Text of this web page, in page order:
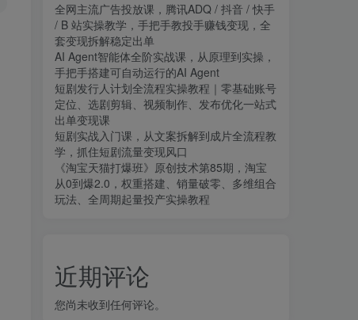
全网主流广告投放课，腾讯ADQ / 抖音 / 快手
/ B 站实操教学，手把手教投手赚钱变现，全
套变现拆解稳定出单
AI Agent智能体全阶实战课，从原理到实操，
手把手搭建可自动运行的AI Agent
短剧发行人计划全流程实操教程｜零基础账号
定位、选剧剪辑、视频制作、发布优化一站式
出单变现课​
短剧实战入门课，从文案拆解到成片全流程教
学，抓住短剧流量变现风口
《淘宝天猫打爆班》原创技术第85期，淘宝
从0到爆2.0，权重搭建、销量破零、多维组合
玩法、全周期起量投产实操教程
近期评论
您尚未收到任何评论。